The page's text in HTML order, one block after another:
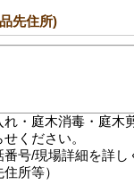
先住所)
・庭木消毒・庭木
ください。
号/現場詳細を詳し
所等）